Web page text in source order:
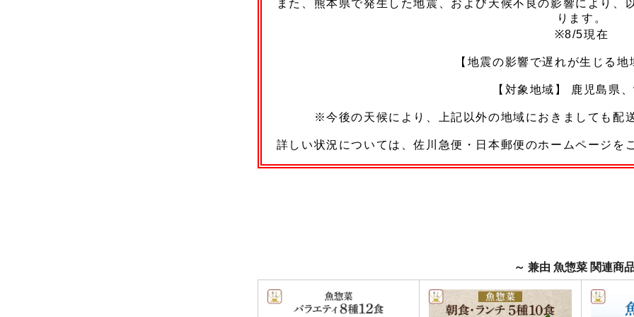
～ 兼由 魚惣菜 関連商